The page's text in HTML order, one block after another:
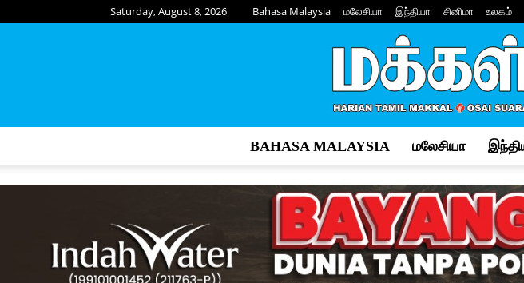
Saturday, August 8, 2026 Bahasa Malaysia மலேசியா இந்தியா சினிமா உலகம்
BAHASA MALAYSIA மலேசியா